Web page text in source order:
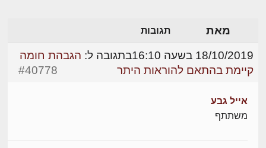
מאת תגובות
18/10/2019 בשעה 16:10 בתגובה ל: הגבהת חומה
קיימת בהתאם להוראות היתר
#40778
אייל גבע
משתתף